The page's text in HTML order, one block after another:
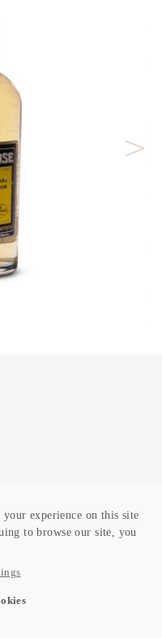
experience on this site
to browse our site, you